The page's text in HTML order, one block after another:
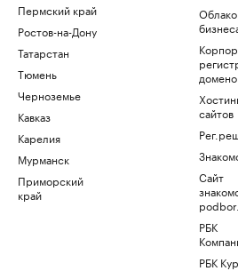
Пермский край
Ростов-на-Дону
Татарстан
Тюмень
Черноземье
Кавказ
Карелия
Мурманск
Приморский
край
сайтов
Сайт
РБК
РБК